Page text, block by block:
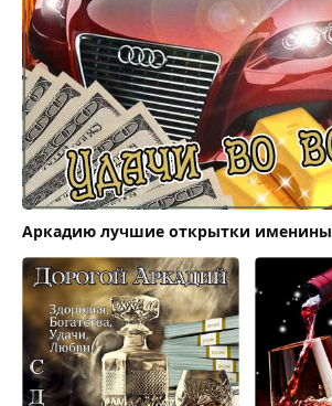
Аркадию лучшие открытки именины